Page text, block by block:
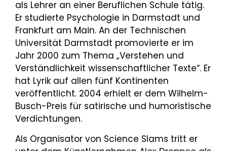
als Lehrer an einer Beruflichen Schule tätig.
Er studierte Psychologie in Darmstadt und
Frankfurt am Main. An der Technischen
Universität Darmstadt promovierte er im
Jahr 2000 zum Thema „Verstehen und
Verständlichkeit wissenschaftlicher Texte“. Er
hat Lyrik auf allen fünf Kontinenten
veröffentlicht. 2004 erhielt er dem Wilhelm-
Busch-Preis für satirische und humoristische
Verdichtungen.
Als Organisator von Science Slams tritt er